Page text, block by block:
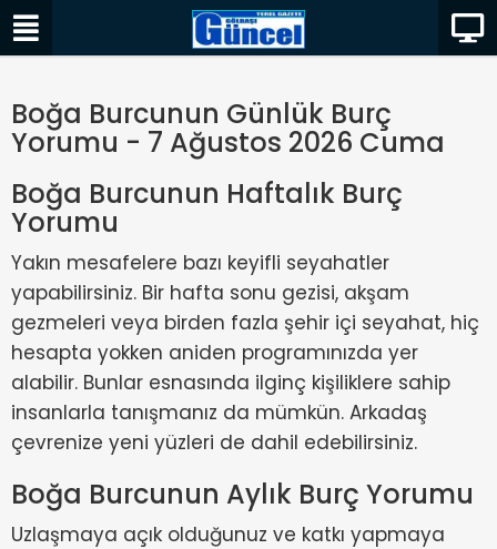
Boğa Burcunun Günlük Burç
Yorumu - 7 Ağustos 2026 Cuma
Boğa Burcunun Haftalık Burç
Yorumu
Yakın mesafelere bazı keyifli seyahatler
yapabilirsiniz. Bir hafta sonu gezisi, akşam
gezmeleri veya birden fazla şehir içi seyahat, hiç
hesapta yokken aniden programınızda yer
alabilir. Bunlar esnasında ilginç kişiliklere sahip
insanlarla tanışmanız da mümkün. Arkadaş
çevrenize yeni yüzleri de dahil edebilirsiniz.
Boğa Burcunun Aylık Burç Yorumu
Uzlaşmaya açık olduğunuz ve katkı yapmaya